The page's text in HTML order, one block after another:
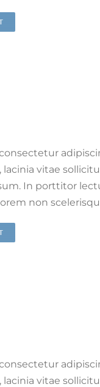
vitae
In porttitor
non
vitae